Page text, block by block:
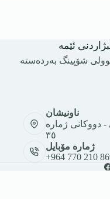
ئێمە
شۆپینگ بەردەستە
ناونیشان
- دووکانی ژمارە
٣٥
ژمارە مۆبایل
+964 770 210